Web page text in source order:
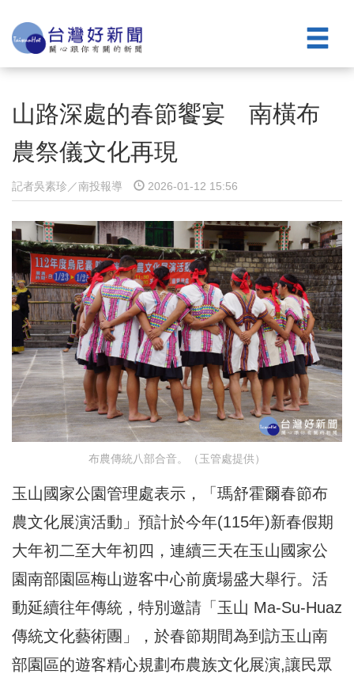
山路深處的春節饗宴 南橫布
農祭儀文化再現
記者吳素珍／南投報導 2026-01-12 15:56
布農傳統八部合音。（玉管處提供）
玉山國家公園管理處表示，「瑪舒霍爾春節布
農文化展演活動」預計於今年(115年)新春假期
大年初二至大年初四，連續三天在玉山國家公
園南部園區梅山遊客中心前廣場盛大舉行。活
動延續往年傳統，特別邀請「玉山 Ma-Su-Huaz
傳統文化藝術團」，於春節期間為到訪玉山南
部園區的遊客精心規劃布農族文化展演,讓民眾